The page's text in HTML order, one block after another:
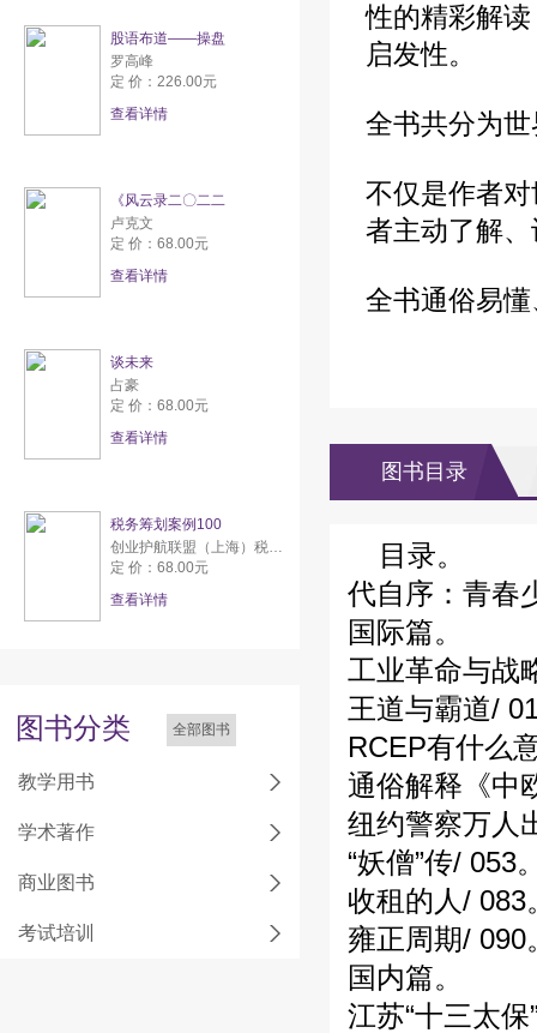
股语布道——操盘
罗高峰
定 价：226.00元
查看详情
《风云录二〇二二
卢克文
定 价：68.00元
查看详情
谈未来
占豪
定 价：68.00元
查看详情
税务筹划案例100
创业护航联盟（上海）税务师事务所有限公司
定 价：68.00元
查看详情
图书分类 全部图书
教学用书
学术著作
商业图书
考试培训
性的精彩解
启发性。
全书共分为
不仅是作者
者主动了解
全书通俗易
图书目录
目录。
代自序：青春
国际篇。
工业革命与战
王道与霸道/
RCEP有什么
通俗解释《中
纽约警察万人
“妖僧”传/ 053
收租的人/ 083
雍正周期/ 090
国内篇。
江苏“十三太